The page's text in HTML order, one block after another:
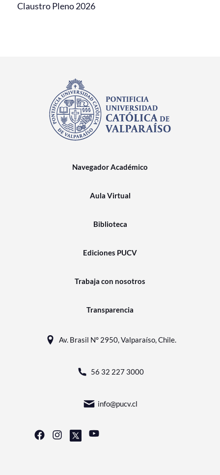
Claustro Pleno 2026
Navegador Académico
Aula Virtual
Biblioteca
Ediciones PUCV
Trabaja con nosotros
Transparencia
Av. Brasil N° 2950, Valparaíso, Chile.
56 32 227 3000
info@pucv.cl